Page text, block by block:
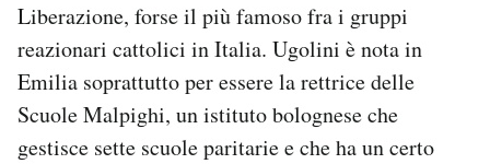
Liberazione, forse il più famoso fra i gruppi
reazionari cattolici in Italia. Ugolini è nota in
Emilia soprattutto per essere la rettrice delle
Scuole Malpighi, un istituto bolognese che
gestisce sette scuole paritarie e che ha un certo